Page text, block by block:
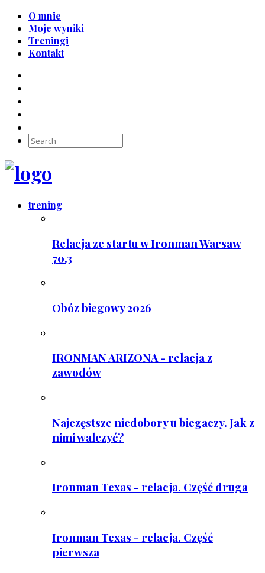
O mnie
Moje wyniki
Treningi
Kontakt
trening
Relacja ze startu w Ironman Warsaw
70.3
Obóz biegowy 2026
IRONMAN ARIZONA - relacja z
zawodów
Najczęstsze niedobory u biegaczy. Jak z
nimi walczyć?
Ironman Texas - relacja. Część druga
Ironman Texas - relacja. Część
pierwsza